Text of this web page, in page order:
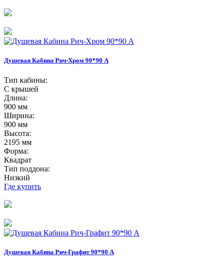
Душевая Кабина Рич-Хром 90*90 А
Тип кабины:
С крышей
Длина:
900 мм
Ширина:
900 мм
Высота:
2195 мм
Форма:
Квадрат
Тип поддона:
Низкий
Где купить
Душевая Кабина Рич-Графит 90*90 А